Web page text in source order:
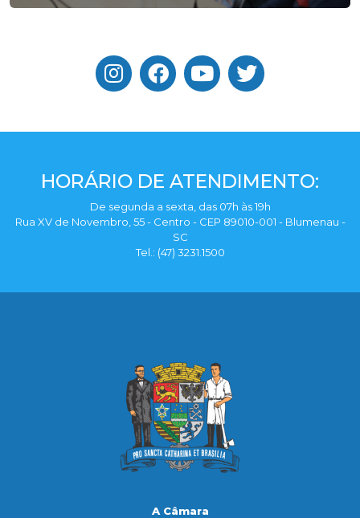
HORÁRIO DE ATENDIMENTO:
De segunda a sexta, das 07h às 19h
Rua XV de Novembro, 55 - Centro - CEP 89010-001 - Blumenau -
SC
Tel.: (47) 3231.1500
A Câmara